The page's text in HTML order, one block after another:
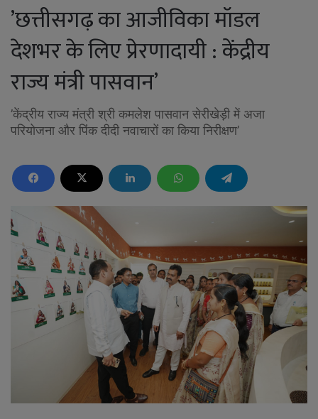
’छत्तीसगढ़ का आजीविका मॉडल
देशभर के लिए प्रेरणादायी : केंद्रीय
राज्य मंत्री पासवान’
’केंद्रीय राज्य मंत्री श्री कमलेश पासवान सेरीखेड़ी में अजा
परियोजना और पिंक दीदी नवाचारों का किया निरीक्षण’